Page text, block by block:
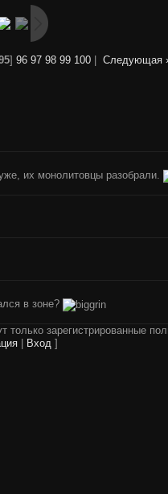
] 96 97 98 99 100| Следующая
их монолитовцы разобрали.
в зоне?
только зарегистрированные
| Вход ]